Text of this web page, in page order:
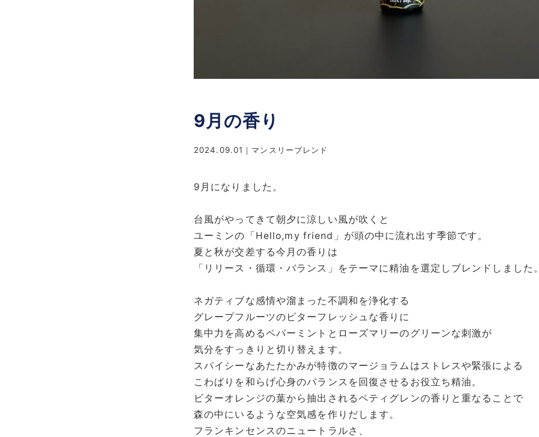
9月の香り
2024.09.01 マンスリーブレンド
9月になりました。
台風がやってきて朝夕に涼しい風が吹くと
ユーミンの「Hello,my friend」が頭の中に流れ出す季節です。
夏と秋が交差する今月の香りは
「リリース・循環・バランス」をテーマに精油を選定しブレンドしました。
ネガティブな感情や溜まった不調和を浄化する
グレープフルーツのビターフレッシュな香りに
集中力を高めるペパーミントとローズマリーのグリーンな刺激が
気分をすっきりと切り替えます。
スパイシーなあたたかみが特徴のマージョラムはストレスや緊張による
こわばりを和らげ心身のバランスを回復させるお役立ち精油。
ビターオレンジの葉から抽出されるペティグレンの香りと重なることで
森の中にいるような空気感を作りだします。
フランキンセンスのニュートラルさ、